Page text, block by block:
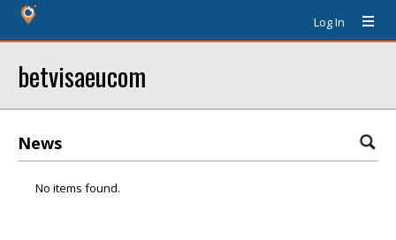
Log In
betvisaeucom
News
No items found.